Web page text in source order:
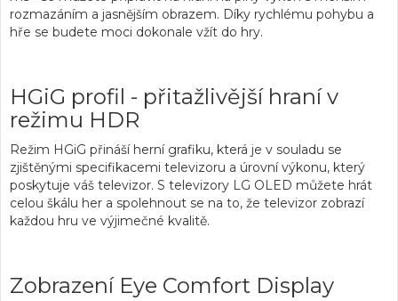
rozmazáním a jasnějším obrazem. Díky rychlému pohybu a
hře se budete moci dokonale vžít do hry.
HGiG profil - přitažlivější hraní v
režimu HDR
Režim HGiG přináší herní grafiku, která je v souladu se
zjištěnými specifikacemi televizoru a úrovní výkonu, který
poskytuje váš televizor. S televizory LG OLED můžete hrát
celou škálu her a spolehnout se na to, že televizor zobrazí
každou hru ve výjimečné kvalitě.
Zobrazení Eye Comfort Display